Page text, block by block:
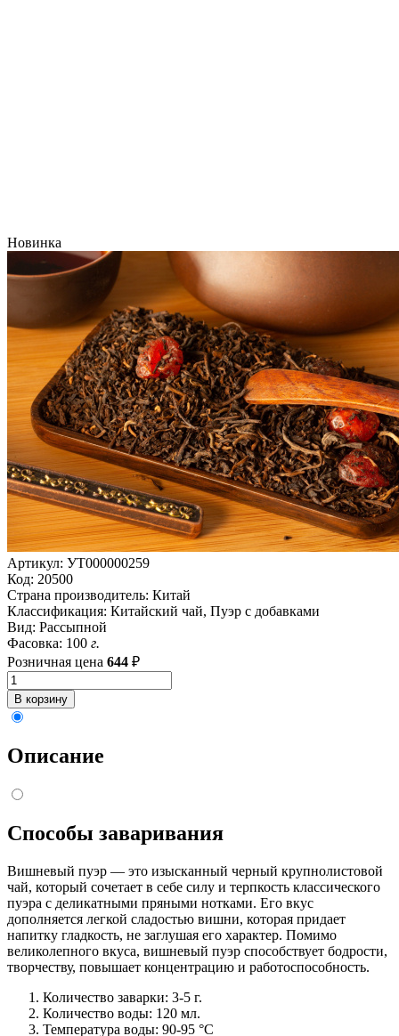
Новинка
Артикул: УТ000000259
Код: 20500
Страна производитель: Китай
Классификация: Китайский чай, Пуэр с добавками
Вид: Рассыпной
Фасовка: 100 г.
Розничная цена 644 ₽
Описание
Способы заваривания
Вишневый пуэр — это изысканный черный крупнолистовой
чай, который сочетает в себе силу и терпкость классического
пуэра с деликатными пряными нотками. Его вкус
дополняется легкой сладостью вишни, которая придает
напитку гладкость, не заглушая его характер. Помимо
великолепного вкуса, вишневый пуэр способствует бодрости,
творчеству, повышает концентрацию и работоспособность.
Количество заварки: 3-5 г.
Количество воды: 120 мл.
Температура воды: 90-95 °С